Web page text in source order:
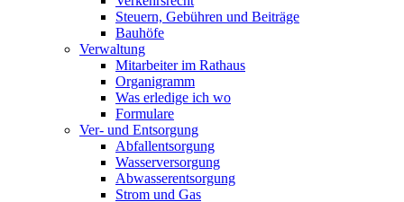
Steuern, Gebühren und Beiträge
Bauhöfe
Verwaltung
Mitarbeiter im Rathaus
Organigramm
Was erledige ich wo
Formulare
Ver- und Entsorgung
Abfallentsorgung
Wasserversorgung
Abwasserentsorgung
Strom und Gas